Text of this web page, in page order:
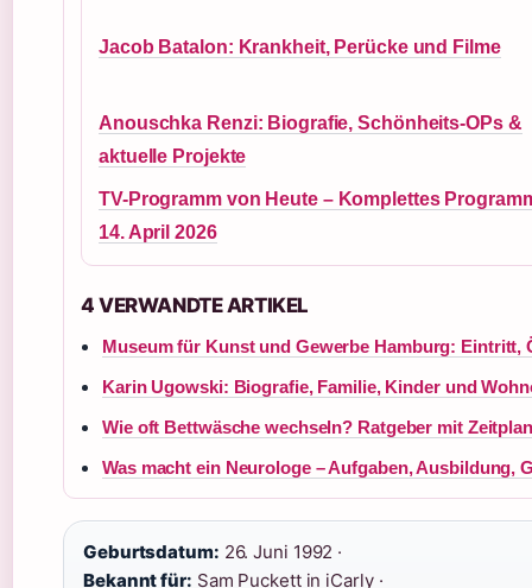
Jacob Batalon: Krankheit, Perücke und Filme
Anouschka Renzi: Biografie, Schönheits-OPs &
aktuelle Projekte
TV-Programm von Heute – Komplettes
14. April 2026
4 VERWANDTE ARTIKEL
Museum für Kunst und Gewerbe Hamburg: Eintritt,
Karin Ugowski: Biografie, Familie, Kinder und
Wie oft Bettwäsche wechseln? Ratgeber mit Zeitplan
Was macht ein Neurologe – Aufgaben, Ausbildung,
Geburtsdatum: 26. Juni 1992 ·
Bekannt für: Sam Puckett in iCarly ·